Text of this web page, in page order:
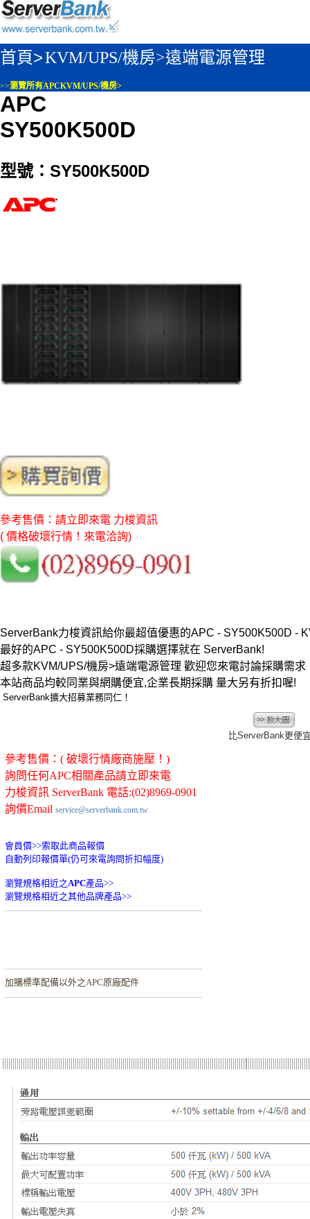
首頁>KVM/UPS/機房>遠端電源管理
>>瀏覽所有APCKVM/UPS/機房>
APC
SY500K500D
型號：SY500K500D
參考售價：請立即來電 力梭資訊
( 價格破壞行情！來電洽詢)
ServerBank力梭資訊給你最超值優惠的APC - SY500K500D -
最好的APC - SY500K500D採購選擇就在 ServerBank!
超多款KVM/UPS/機房>遠端電源管理 歡迎您來電討論採購需
本站商品均較同業與網購便宜,企業長期採購 量大另有折扣喔!
ServerBank擴大招募業務同仁！
比ServerBank更便
參考售價：( 破壞行情廠商施壓！)
詢問任何APC相關產品請立即來電
力梭資訊 ServerBank 電話:(02)8969-0901
詢價Email service@serverbank.com.tw
會員價>>索取此商品報價
自動列印報價單(仍可來電詢問折扣幅度)
瀏覽規格相近之APC產品>>
瀏覽規格相近之其他品牌產品>>
加購標準配備以外之APC原廠配件